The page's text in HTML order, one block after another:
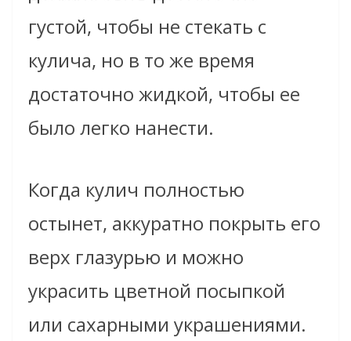
густой, чтобы не стекать с
кулича, но в то же время
достаточно жидкой, чтобы ее
было легко нанести.
Когда кулич полностью
остынет, аккуратно покрыть его
верх глазурью и можно
украсить цветной посыпкой
или сахарными украшениями.